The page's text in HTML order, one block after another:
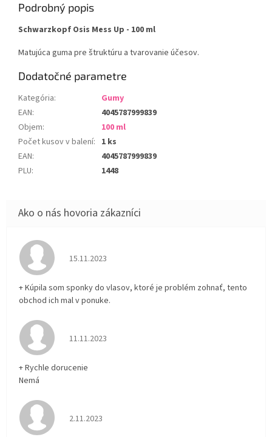
Podrobný popis
Schwarzkopf Osis Mess Up - 100 ml
Matujúca guma pre štruktúru a tvarovanie účesov.
Dodatočné parametre
Kategória:
Gumy
EAN:
4045787999839
Objem:
100 ml
Počet kusov v balení: 1 ks
EAN:
4045787999839
PLU: 1448
Hodnotenie obchodu je 5 z 5 hviezdičiek.
15.11.2023
+ Kúpila som sponky do vlasov, ktoré je problém zohnať, tento
obchod ich mal v ponuke.
Hodnotenie obchodu je 5 z 5 hviezdičiek.
11.11.2023
+ Rychle dorucenie
Nemá
Hodnotenie obchodu je 5 z 5 hviezdičiek.
2.11.2023